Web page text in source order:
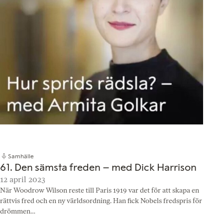
Samhälle
61. Den sämsta freden – med Dick Harrison
12 april 2023
När Woodrow Wilson reste till Paris 1919 var det för att skapa en
rättvis fred och en ny världsordning. Han fick Nobels fredspris för
drömmen…